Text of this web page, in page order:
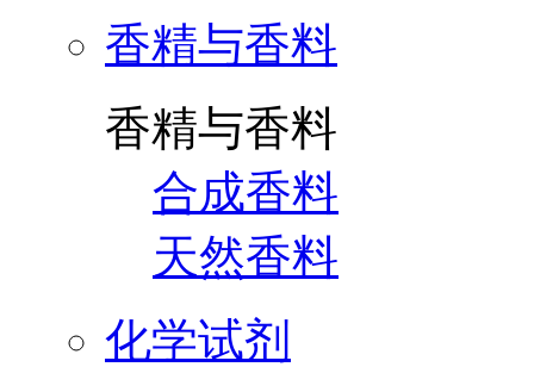
香精与香料
香精与香料
合成香料
天然香料
化学试剂